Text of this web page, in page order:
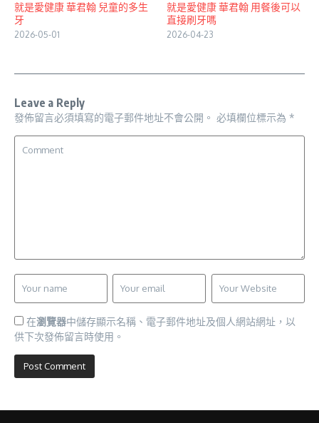
就是愛健康 華君翰 兒童的多生
牙
2026-05-01
就是愛健康 華君翰 用餐後可以
直接刷牙嗎
2026-04-23
Leave a Reply
發佈留言必須填寫的電子郵件地址不會公開。 必填欄位標示為 *
在瀏覽器中儲存顯示名稱、電子郵件地址及個人網站網址，以
供下次發佈留言時使用。